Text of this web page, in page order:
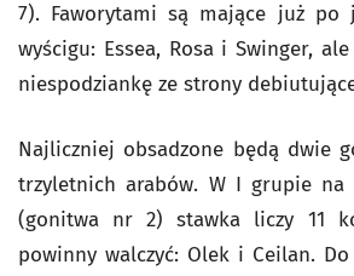
7). Faworytami są mające już po
wyścigu: Essea, Rosa i Swinger,
niespodziankę ze strony
Najliczniej obsadzone będą dwie
trzyletnich arabów. W I grupie na
(gonitwa nr 2) stawka liczy 11
powinny walczyć: Olek i Ceilan.